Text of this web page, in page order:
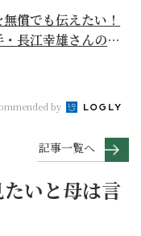
償でも伝えたい！
長江幸雄さんの第
by
記事一覧へ
いと母は言